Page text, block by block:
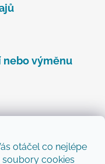
otáčel co nejlépe
cookies
nebo výměnu
zasílat informace
shopu.